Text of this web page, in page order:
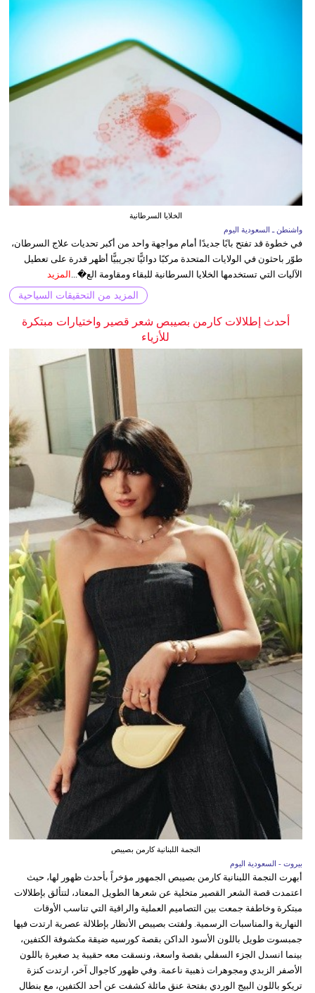
الخلايا السرطانية
واشنطن ـ السعودية اليوم
في خطوة قد تفتح بابًا جديدًا أمام مواجهة واحد من أكبر تحديات علاج السرطان،
طوّر باحثون في الولايات المتحدة مركبًا دوائيًّا تجريبيًّا أظهر قدرة على تعطيل
الآليات التي تستخدمها الخلايا السرطانية للبقاء ومقاومة الع�... المزيد
المزيد من التحقيقات السياحية
أحدث إطلالات كارمن بصيبص شعر قصير واختيارات مبتكرة
للأزياء
النجمة اللبنانية كارمن بصيبص
بيروت - السعودية اليوم
أبهرت النجمة اللبنانية كارمن بصيبص الجمهور مؤخراً بأحدث ظهور لها، حيث
اعتمدت قصة الشعر القصير متخلية عن شعرها الطويل المعتاد، لتتألق بإطلالات
مبتكرة وخاطفة جمعت بين التصاميم العملية والراقية التي تناسب الأوقات
النهارية والمناسبات الرسمية. ولفتت بصيبص الأنظار بإطلالة عصرية ارتدت فيها
جمبسوت طويل باللون الأسود الداكن بقصة كورسيه ضيقة مكشوفة الكتفين،
بينما انسدل الجزء السفلي بقصة واسعة، ونسقت معه حقيبة يد صغيرة باللون
الأصفر الزبدي ومجوهرات ذهبية ناعمة. وفي ظهور كاجوال آخر، ارتدت كنزة
تريكو باللون البيج الوردي بفتحة عنق مائلة كشفت عن أحد الكتفين، مع بنطال